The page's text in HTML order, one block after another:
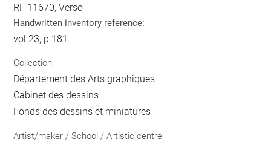
RF 11670, Verso
Handwritten inventory reference:
vol.23, p.181
Collection
Département des Arts graphiques
Cabinet des dessins
Fonds des dessins et miniatures
Artist/maker / School / Artistic centre